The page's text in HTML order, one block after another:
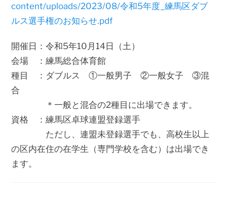
content/uploads/2023/08/令和5年度_練馬区ダブ
ルス選手権のお知らせ.pdf
開催日：令和5年10月14日（土）
会場 ：練馬総合体育館
種目 ：ダブルス ①一般男子 ②一般女子 ③混
合
＊一般と混合の2種目に出場できます。
資格 ：練馬区卓球連盟登録選手
ただし、連盟未登録選手でも、高校生以上
の区内在住の在学生（専門学校を含む）は出場でき
ます。